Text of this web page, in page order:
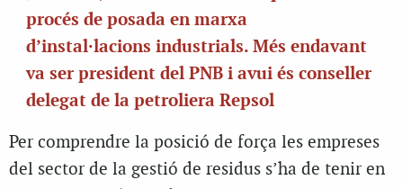
procés de posada en marxa
d’instal·lacions industrials. Més endavant
va ser president del PNB i avui és conseller
delegat de la petroliera Repsol
Per comprendre la posició de força les empreses
del sector de la gestió de residus s’ha de tenir en